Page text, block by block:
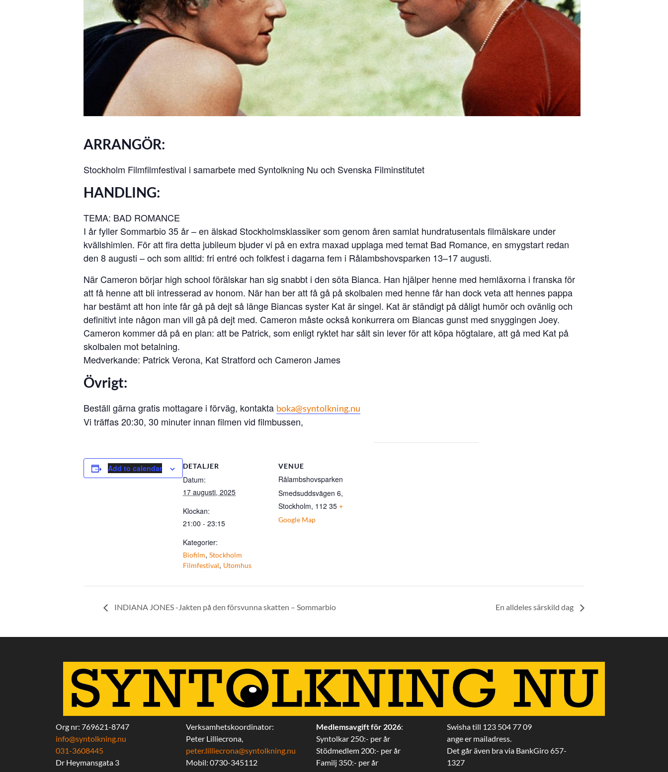
ARRANGÖR:
Stockholm Filmfilmfestival i samarbete med Syntolkning Nu och Svenska Filminstitutet
HANDLING:
TEMA: BAD ROMANCE
I år fyller Sommarbio 35 år – en älskad Stockholmsklassiker som genom åren samlat hundratusentals filmälskare under
kvällshimlen. För att fira detta jubileum bjuder vi på en extra maxad upplaga med temat Bad Romance, en smygstart redan
den 8 augusti – och som alltid: fri entré och folkfest i dagarna fem i Rålambshovsparken 13–17 augusti.
När Cameron börjar high school förälskar han sig snabbt i den söta Bianca. Han hjälper henne med hemläxorna i franska för
att få henne att bli intresserad av honom. När han ber att få gå på skolbalen med henne får han dock veta att hennes pappa
har bestämt att hon inte får gå på dejt så länge Biancas syster Kat är singel. Kat är ständigt på dåligt humör och ovänlig och
definitivt inte någon man vill gå på dejt med. Cameron måste också konkurrera om Biancas gunst med snyggingen Joey.
Cameron kommer då på en plan: att be Patrick, som enligt ryktet har sålt sin lever för att köpa högtalare, att gå med Kat på
skolbalen mot betalning.
Medverkande: Patrick Verona, Kat Stratford och Cameron James
Övrigt:
Beställ gärna gratis mottagare i förväg, kontakta boka@syntolkning.nu
Vi träffas 20:30, 30 minuter innan filmen vid filmbussen,
Add to calendar DETALJER
Datum:
17 augusti, 2025
Klockan:
21:00 - 23:15
Kategorier:
Biofilm, Stockholm
Filmfestival, Utomhus
VENUE
Rålambshovsparken
Smedsuddsvägen 6,
Stockholm, 112 35 +
Google Map
INDIANA JONES -Jakten på den försvunna skatten – Sommarbio En alldeles särskild dag
Org nr: 769621-8747
info@syntolkning.nu
031-3608445
Dr Heymansgata 3
Verksamhetskoordinator:
Peter Lilliecrona,
peter.lilliecrona@syntolkning.nu
Mobil: 0730-345112
Medlemsavgift för 2026:
Syntolkar 250:- per år
Stödmedlem 200:- per år
Familj 350:- per år
Swisha till 123 504 77 09
ange er mailadress.
Det går även bra via BankGiro 657-
1327